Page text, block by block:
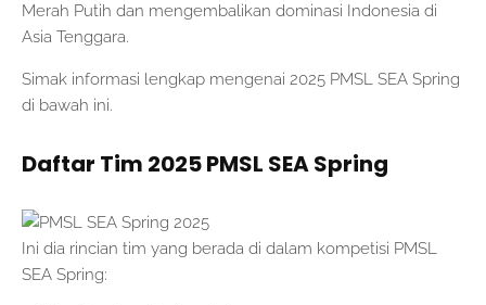
Merah Putih dan mengembalikan dominasi Indonesia di
Asia Tenggara.
Simak informasi lengkap mengenai 2025 PMSL SEA Spring
di bawah ini.
Daftar Tim 2025 PMSL SEA Spring
Ini dia rincian tim yang berada di dalam kompetisi PMSL
SEA Spring: